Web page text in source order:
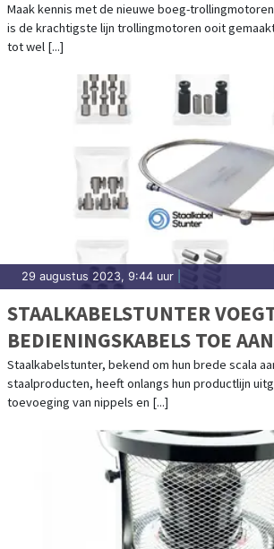
Maak kennis met de nieuwe boeg-trollingmotoren
is de krachtigste lijn trollingmotoren ooit
tot wel [...]
29 augustus 2023, 9:44 uur
STAALKABELSTUNTER
BEDIENINGSKABELS TOE
ASSORTIMENT
Staalkabelstunter, bekend om hun brede scala
staalproducten, heeft onlangs hun productlijn
toevoeging van nippels en [...]